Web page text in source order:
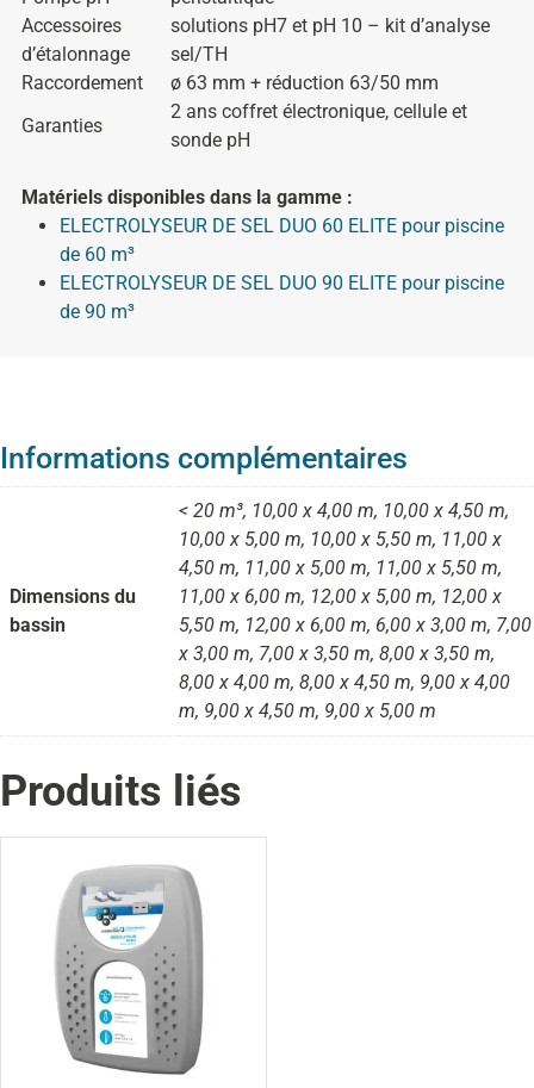
Accessoires
d’étalonnage
solutions pH7 et pH 10 – kit d’analyse
sel/TH
Raccordement
ø 63 mm + réduction 63/50 mm
Garanties
2 ans coffret électronique, cellule et
sonde pH
Matériels disponibles dans la gamme :
ELECTROLYSEUR DE SEL DUO 60 ELITE pour piscine
de 60 m³
ELECTROLYSEUR DE SEL DUO 90 ELITE pour piscine
de 90 m³
Informations complémentaires
Dimensions du
bassin
< 20 m³, 10,00 x 4,00 m, 10,00 x 4,50 m,
10,00 x 5,00 m, 10,00 x 5,50 m, 11,00 x
4,50 m, 11,00 x 5,00 m, 11,00 x 5,50 m,
11,00 x 6,00 m, 12,00 x 5,00 m, 12,00 x
5,50 m, 12,00 x 6,00 m, 6,00 x 3,00 m, 7,00
x 3,00 m, 7,00 x 3,50 m, 8,00 x 3,50 m,
8,00 x 4,00 m, 8,00 x 4,50 m, 9,00 x 4,00
m, 9,00 x 4,50 m, 9,00 x 5,00 m
Produits liés